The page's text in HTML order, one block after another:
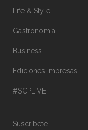
Life & Style
Gastronomía
Business
Ediciones impresas
#SCPLIVE
Suscríbete